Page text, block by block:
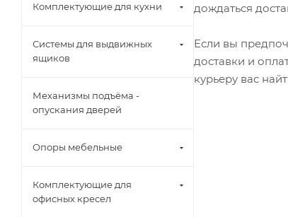
дождаться
Если вы
доставки и
курьеру вас
Комплектующие для кухни
Системы для выдвижных
ящиков
Механизмы подъёма -
опускания дверей
Опоры мебельные
Комплектующие для
офисных кресел